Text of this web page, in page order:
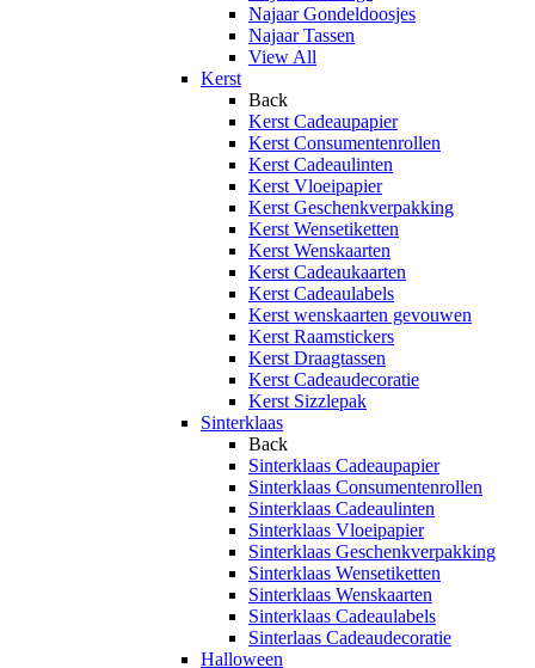
Najaar Gondeldoosjes
Najaar Tassen
View All
Kerst
Back
Kerst Cadeaupapier
Kerst Consumentenrollen
Kerst Cadeaulinten
Kerst Vloeipapier
Kerst Geschenkverpakking
Kerst Wensetiketten
Kerst Wenskaarten
Kerst Cadeaukaarten
Kerst Cadeaulabels
Kerst wenskaarten gevouwen
Kerst Raamstickers
Kerst Draagtassen
Kerst Cadeaudecoratie
Kerst Sizzlepak
Sinterklaas
Back
Sinterklaas Cadeaupapier
Sinterklaas Consumentenrollen
Sinterklaas Cadeaulinten
Sinterklaas Vloeipapier
Sinterklaas Geschenkverpakking
Sinterklaas Wensetiketten
Sinterklaas Wenskaarten
Sinterklaas Cadeaulabels
Sinterlaas Cadeaudecoratie
Halloween